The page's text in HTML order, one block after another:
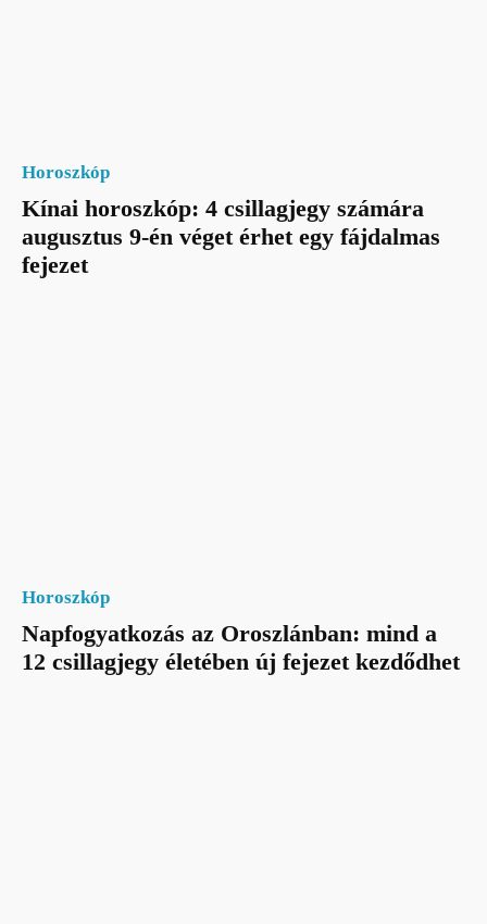
Horoszkóp
Kínai horoszkóp: 4 csillagjegy számára
augusztus 9-én véget érhet egy fájdalmas
fejezet
Horoszkóp
Napfogyatkozás az Oroszlánban: mind a
12 csillagjegy életében új fejezet kezdődhet